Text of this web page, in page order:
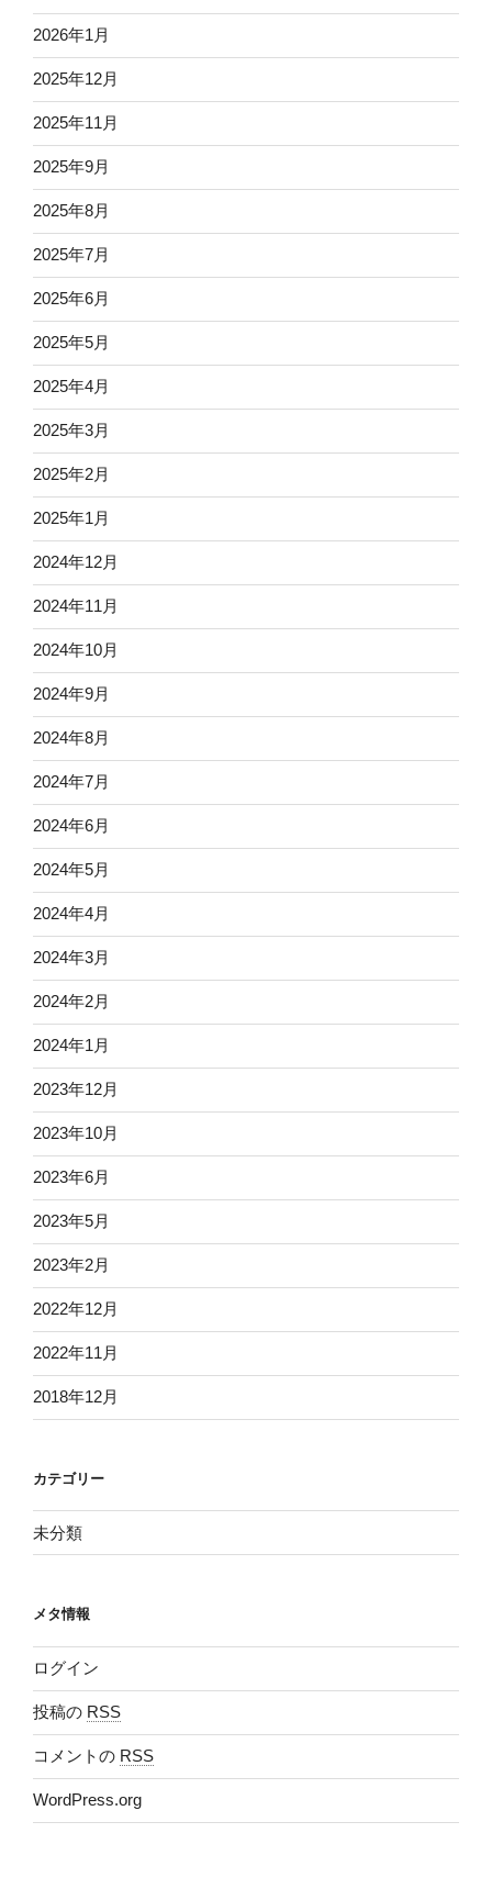
2026年1月
2025年12月
2025年11月
2025年9月
2025年8月
2025年7月
2025年6月
2025年5月
2025年4月
2025年3月
2025年2月
2025年1月
2024年12月
2024年11月
2024年10月
2024年9月
2024年8月
2024年7月
2024年6月
2024年5月
2024年4月
2024年3月
2024年2月
2024年1月
2023年12月
2023年10月
2023年6月
2023年5月
2023年2月
2022年12月
2022年11月
2018年12月
カテゴリー
未分類
メタ情報
ログイン
投稿の RSS
コメントの RSS
WordPress.org